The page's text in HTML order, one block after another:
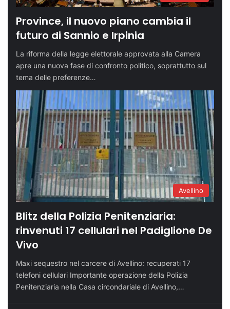
Province, il nuovo piano cambia il
futuro di Sannio e Irpinia
La riforma della legge elettorale approvata alla Camera
apre una nuova fase di confronto politico, soprattutto sul
tema delle preferenze…
Avellino
Blitz della Polizia Penitenziaria:
rinvenuti 17 cellulari nel Padiglione De
Vivo
Maxi sequestro nel carcere di Avellino: recuperati 17
telefoni cellulari Importante operazione della Polizia
Penitenziaria nella Casa circondariale di Avellino,…